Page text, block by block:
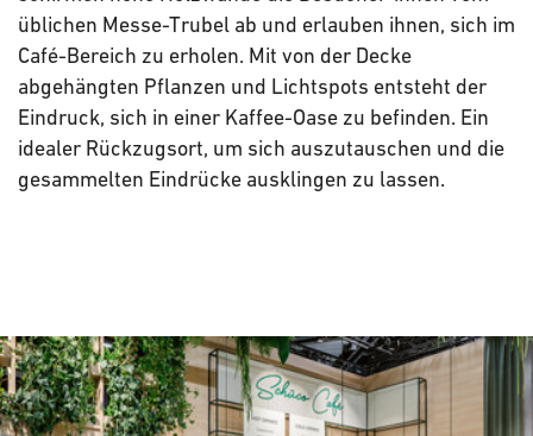
üblichen Messe-Trubel ab und erlauben ihnen, sich im
Café-Bereich zu erholen. Mit von der Decke
abgehängten Pflanzen und Lichtspots entsteht der
Eindruck, sich in einer Kaffee-Oase zu befinden. Ein
idealer Rückzugsort, um sich auszutauschen und die
gesammelten Eindrücke ausklingen zu lassen.